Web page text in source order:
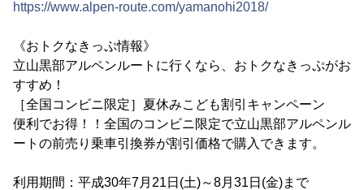
https://www.alpen-route.com/yamanohi2018/
《おトクなきっぷ情報》
立山黒部アルペンルートに行くなら、おトクなきっぷがお
すすめ！
［全国コンビニ限定］夏休みこども割引キャンペーン
便利でお得！！全国のコンビニ限定で立山黒部アルペンル
ートの前売り乗車引換券が割引価格で購入できます。
利用期間：平成30年7月21日(土)～8月31日(金)まで